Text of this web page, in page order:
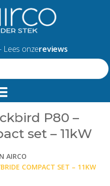
Lees onzereviews
P80 –
set – 11kW
AIRCO
COMPACT SET – 11KW